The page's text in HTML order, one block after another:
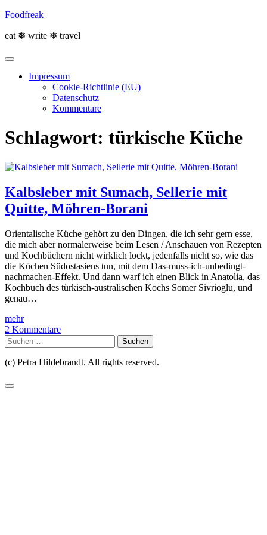
Skip
content
Foodfreak
eat ❅ write ❅ travel
Impressum
Cookie-Richtlinie (EU)
Datenschutz
Kommentare
Schlagwort: türkische Küche
Kalbsleber mit Sumach, Sellerie mit
Quitte, Möhren-Borani
Orientalische Küche gehört zu den Dingen, die ich sehr gern esse,
die mich aber normalerweise beim Lesen / Anschauen von Rezepten
und Kochbüchern nicht wirklich lockt, jedenfalls nicht so, wie das
die Küchen Südostasiens tun, mit dem Das-muss-ich-unbedingt-
nachmachen-Effekt. Und dann warf ich einen Blick in Anatolia, das
Kochbuch des türkisch-australischen Kochs Somer Sivrioglu, und
genau…
mehr
2 Kommentare
Suchen
nach:
(c) Petra Hildebrandt. All rights reserved.